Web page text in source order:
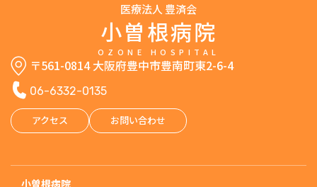
医療法人 豊済会
小曽根病院
OZONE HOSPITAL
〒561-0814 大阪府豊中市豊南町東2-6-4
06-6332-0135
アクセス お問い合わせ
小曽根病院